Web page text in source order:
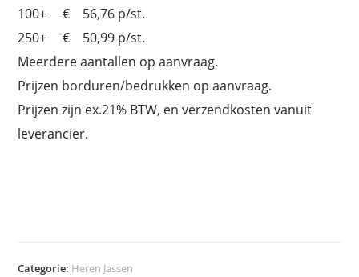
100+ € 56,76 p/st.
250+ € 50,99 p/st.
Meerdere aantallen op aanvraag.
Prijzen borduren/bedrukken op aanvraag.
Prijzen zijn ex.21% BTW, en verzendkosten vanuit
leverancier.
Categorie: Heren Jassen